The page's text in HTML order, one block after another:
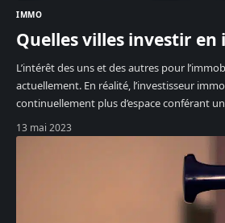
IMMO
Quelles villes investir en
L’intérêt des uns et des autres pour
actuellement. En réalité, l’investisseur
continuellement plus d’espace conférant
13 mai 2023